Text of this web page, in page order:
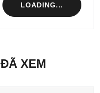
LOADING...
XEM